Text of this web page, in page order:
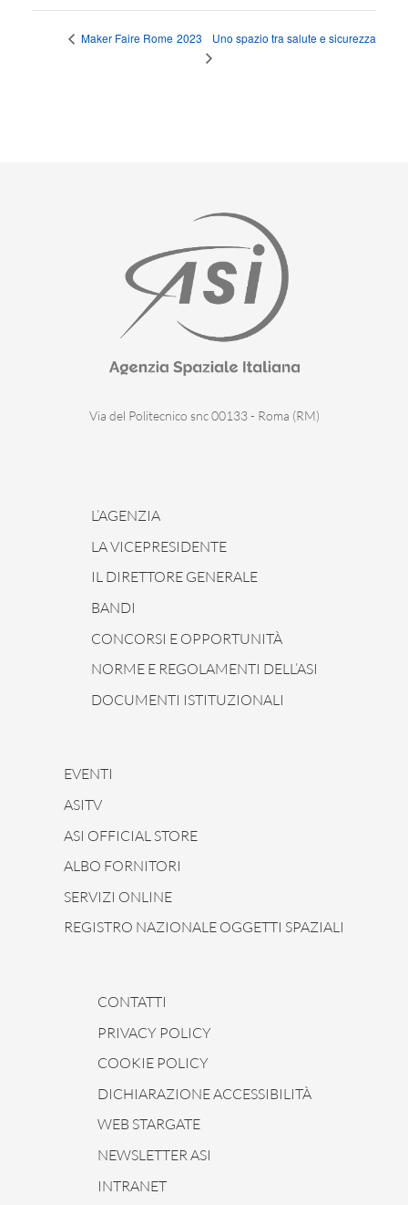
Maker Faire Rome 2023 Uno spazio tra salute e sicurezza
Via del Politecnico snc 00133 - Roma (RM)
L’AGENZIA
LA VICEPRESIDENTE
IL DIRETTORE GENERALE
BANDI
CONCORSI E OPPORTUNITÀ
NORME E REGOLAMENTI DELL’ASI
DOCUMENTI ISTITUZIONALI
EVENTI
ASITV
ASI OFFICIAL STORE
ALBO FORNITORI
SERVIZI ONLINE
REGISTRO NAZIONALE OGGETTI SPAZIALI
CONTATTI
PRIVACY POLICY
COOKIE POLICY
DICHIARAZIONE ACCESSIBILITÀ
WEB STARGATE
NEWSLETTER ASI
INTRANET